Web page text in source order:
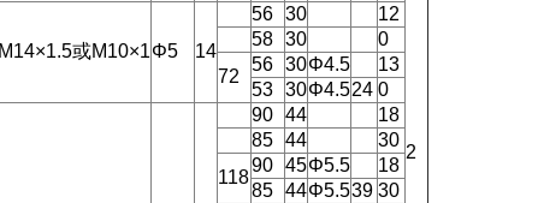
2
M14×1.5或M10×1Φ5 14
56 30
12
58 30
0
72
56 30Φ4.5
13
53 30Φ4.524 0
90 44
18
85 44
30
118
90 45Φ5.5
18
85 44Φ5.539 30